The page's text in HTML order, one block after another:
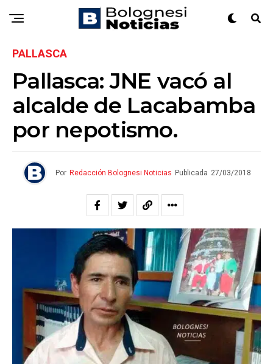
PALLASCA
Pallasca: JNE vacó al
alcalde de Lacabamba
por nepotismo.
Por Redacción Bolognesi Noticias Publicada 27/03/2018